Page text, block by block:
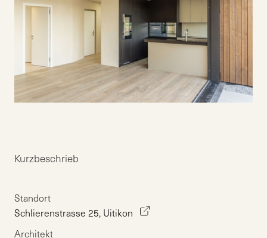
Kurzbeschrieb
Standort
Schlierenstrasse 25, Uitikon
Architekt